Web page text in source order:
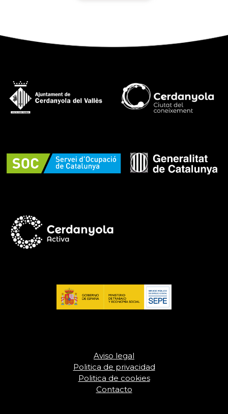
Aviso legal
Politica de privacidad
Politica de cookies
Contacto